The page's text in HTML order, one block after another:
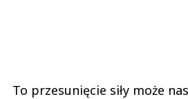
To przesunięcie siły może